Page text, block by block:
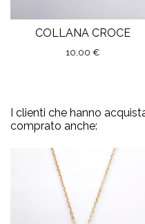
COLLANA CROCE
10,00 €
I clienti che hanno
comprato anche: